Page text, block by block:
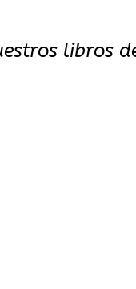
libros